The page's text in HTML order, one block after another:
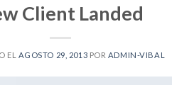
Client Landed
EL AGOSTO 29, 2013 POR ADMIN-VIBAL